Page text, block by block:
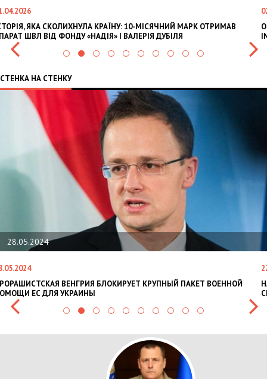
ЯКА СКОЛИХНУЛА КРАЇНУ: 10-МІСЯЧНИЙ МАРК ОТРИМАВ
ШВЛ ВІД ФОНДУ «НАДІЯ» І ВАЛЕРІЯ ДУБІЛЯ
СТЕНКА НА СТЕНКУ
28.05.2024
ВЕНГРИЯ БЛОКИРУЕТ КРУПНЫЙ ПАКЕТ ВОЕННОЙ
ЕС ДЛЯ УКРАИНЫ